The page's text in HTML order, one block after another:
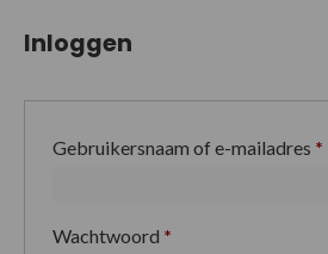
Inloggen
Gebruikersnaam of e-mailadres *
Wachtwoord *